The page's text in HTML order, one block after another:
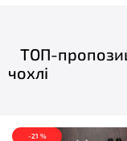
ТОП-
чохлі
-21 %